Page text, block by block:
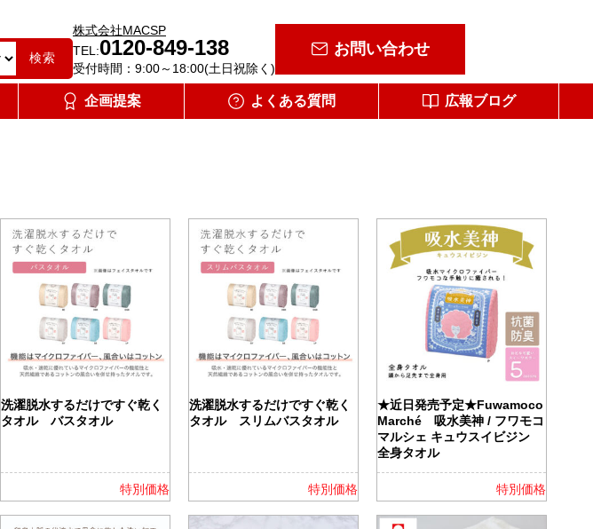
検索
株式会社MACSP
TEL:0120-849-138
受付時間：9:00～18:00(土日祝除く)
お問い合わせ
企画提案 よくある質問 広報ブログ
洗濯脱水するだけですぐ乾く
タオル バスタオル
特別価格
洗濯脱水するだけですぐ乾く
タオル スリムバスタオル
特別価格
★近日発売予定★Fuwamoco
Marché 吸水美神 / フワモコ
マルシェ キュウスイビジン
全身タオル
特別価格